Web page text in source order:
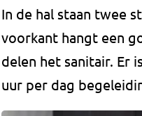
In de hal staan twee
voorkant hangt een
delen het sanitair. Er
uur per dag